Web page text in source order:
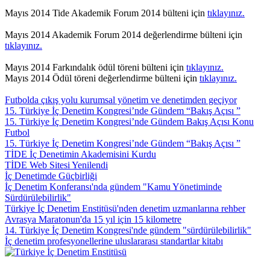
Mayıs 2014 Tide Akademik Forum 2014 bülteni için tıklayınız.
Mayıs 2014 Akademik Forum 2014 değerlendirme bülteni için
tıklayınız.
Mayıs 2014 Farkındalık ödül töreni bülteni için tıklayınız.
Mayıs 2014 Ödül töreni değerlendirme bülteni için tıklayınız.
Futbolda çıkış yolu kurumsal yönetim ve denetimden geçiyor
15. Türkiye İç Denetim Kongresi’nde Gündem “Bakış Açısı ”
15. Türkiye İç Denetim Kongresi’nde Gündem Bakış Açısı Konu
Futbol
15. Türkiye İç Denetim Kongresi’nde Gündem “Bakış Açısı ”
TİDE İç Denetimin Akademisini Kurdu
TİDE Web Sitesi Yenilendi
İç Denetimde Güçbirliği
İç Denetim Konferansı'nda gündem "Kamu Yönetiminde
Sürdürülebilirlik"
Türkiye İç Denetim Enstitüsü'nden denetim uzmanlarına rehber
Avrasya Maratonun'da 15 yıl için 15 kilometre
14. Türkiye İç Denetim Kongresi'nde gündem "sürdürülebilirlik"
İç denetim profesyonellerine uluslararası standartlar kitabı